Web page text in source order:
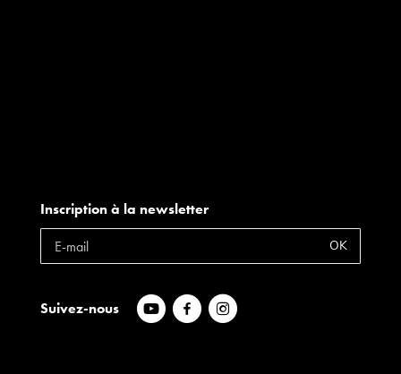
Inscription à la newsletter
OK
Suivez-nous